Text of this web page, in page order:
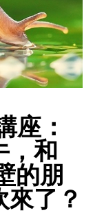
座：
，和
的朋
了？